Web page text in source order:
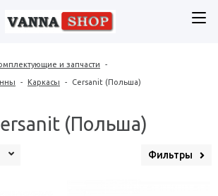
и запчасти -
- Каркасы - Cersanit (Польша)
(Польша)
Фильтры